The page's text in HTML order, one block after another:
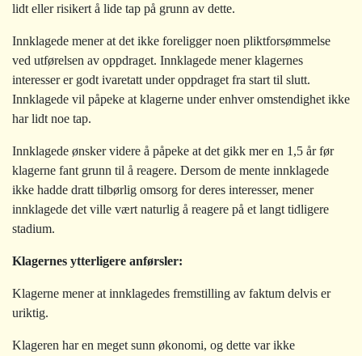
lidt eller risikert å lide tap på grunn av dette.
Innklagede mener at det ikke foreligger noen pliktforsømmelse
ved utførelsen av oppdraget. Innklagede mener klagernes
interesser er godt ivaretatt under oppdraget fra start til slutt.
Innklagede vil påpeke at klagerne under enhver omstendighet ikke
har lidt noe tap.
Innklagede ønsker videre å påpeke at det gikk mer en 1,5 år før
klagerne fant grunn til å reagere. Dersom de mente innklagede
ikke hadde dratt tilbørlig omsorg for deres interesser, mener
innklagede det ville vært naturlig å reagere på et langt tidligere
stadium.
Klagernes ytterligere anførsler:
Klagerne mener at innklagedes fremstilling av faktum delvis er
uriktig.
Klageren har en meget sunn økonomi, og dette var ikke